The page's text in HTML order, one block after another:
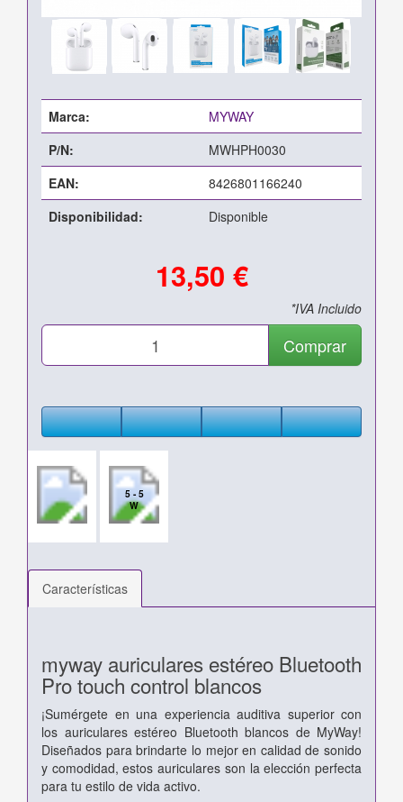
Marca:
MYWAY
P/N:
MWHPH0030
EAN:
8426801166240
Disponibilidad:
Disponible
13,50 €
*IVA Incluido
Comprar
5 - 5
W
Características
myway auriculares estéreo Bluetooth
Pro touch control blancos
¡Sumérgete en una experiencia auditiva superior con
los auriculares estéreo Bluetooth blancos de MyWay!
Diseñados para brindarte lo mejor en calidad de sonido
y comodidad, estos auriculares son la elección perfecta
para tu estilo de vida activo.